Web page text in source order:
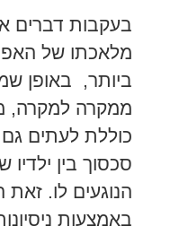
בעקבות דברים
מלאכתו של
ביותר, באופן
ממקרה למקרה,
כוללת לעתים גם
סכסוך בין ילדיו
הנוגעים לו.
באמצעות